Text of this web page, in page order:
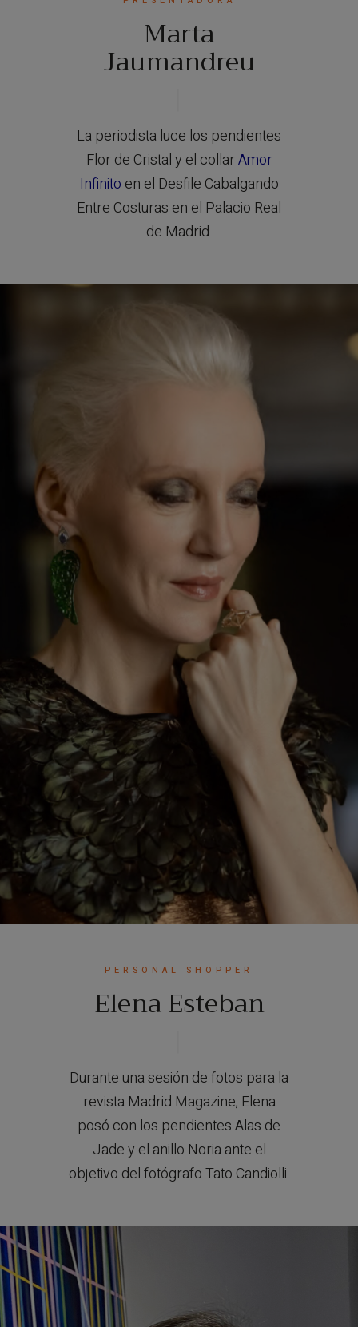
Marta
Jaumandreu
La periodista luce los pendientes
Flor de Cristal y el collarAmor
Infinito en el Desfile Cabalgando
Entre Costuras en el Palacio Real
de Madrid.
PERSONAL SHOPPER
Elena Esteban
Durante una sesión de fotos para la
revista Madrid Magazine, Elena
posó con los pendientes Alas de
Jade y el anillo Noria ante el
objetivo del fotógrafo Tato Candiolli.